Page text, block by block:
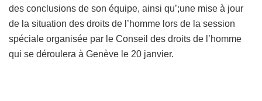
des conclusions de son équipe, ainsi qu’;une mise à jour
de la situation des droits de l’homme lors de la session
spéciale organisée par le Conseil des droits de l’homme
qui se déroulera à Genève le 20 janvier.